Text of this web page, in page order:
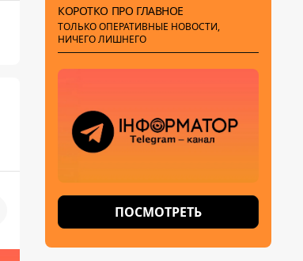
КОРОТКО ПРО ГЛАВНОЕ
ТОЛЬКО ОПЕРАТИВНЫЕ НОВОСТИ,
НИЧЕГО ЛИШНЕГО
ПОСМОТРЕТЬ